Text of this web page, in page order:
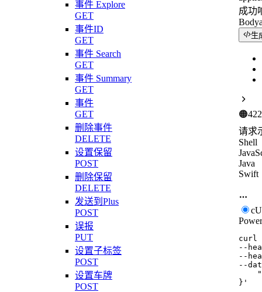
事件 Explore
GET
事件ID
GET
事件 Search
GET
事件 Summary
GET
事件
GET
删除事件
DELETE
设置保留
POST
删除保留
DELETE
发送到Plus
POST
误报
PUT
设置子标签
POST
设置车牌
POST
成功
Body
生
🟠422
请求
Shell
Java
Swift
curl
--
--
--
}'